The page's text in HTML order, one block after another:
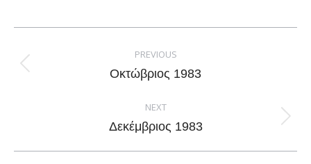
Facebook
X
PinterestLinkedIn
navigation
PREVIOUS
Previous
Οκτώβριος 1983
NEXT
Next
Δεκέμβριος 1983